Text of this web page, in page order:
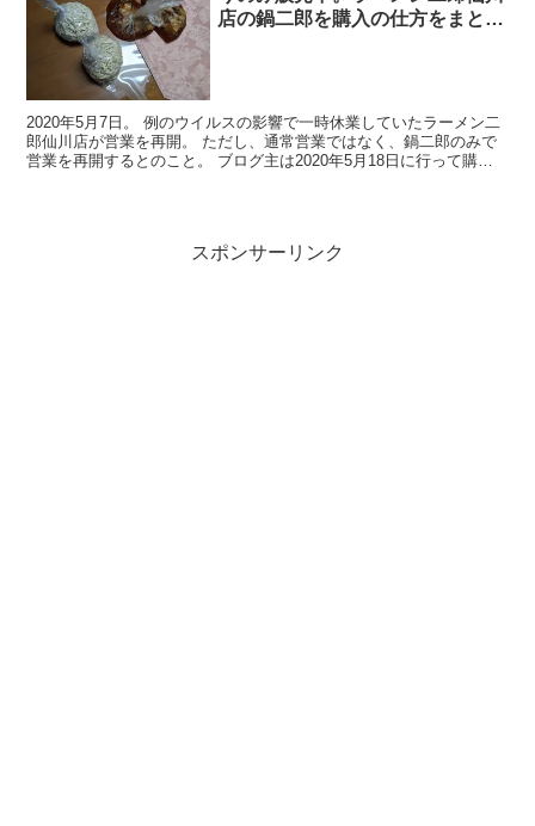
店の鍋二郎を購入の仕方をまとめ
2020年5月7日。 例のウイルスの影響で一時休業していたラーメン二
郎仙川店が営業を再開。 ただし、通常営業ではなく、鍋二郎のみで
営業を再開するとのこと。 ブログ主は2020年5月18日に行って購入
スポンサーリンク